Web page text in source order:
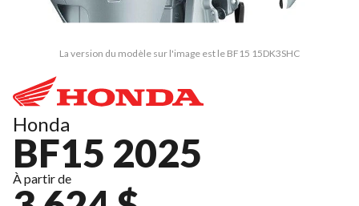
La version du modèle sur l'image est le BF15 15DK3SHC
Honda
BF15 2025
À partir de